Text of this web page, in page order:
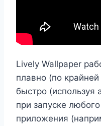
Lively Wallpaper
плавно (по
быстро (используя
при запуске
приложения